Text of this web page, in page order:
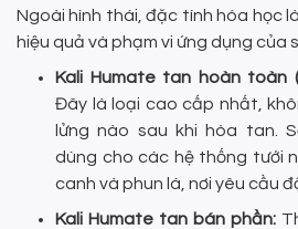
Ngoài hình thái, đặc tính hóa học
hiệu quả và phạm vi ứng dụng của
Kali Humate tan hoàn toàn
Đây là loại cao cấp nhất,
lửng nào sau khi hòa tan.
dùng cho các hệ thống tưới
canh và phun lá, nơi yêu cầu
Kali Humate tan bán phần: